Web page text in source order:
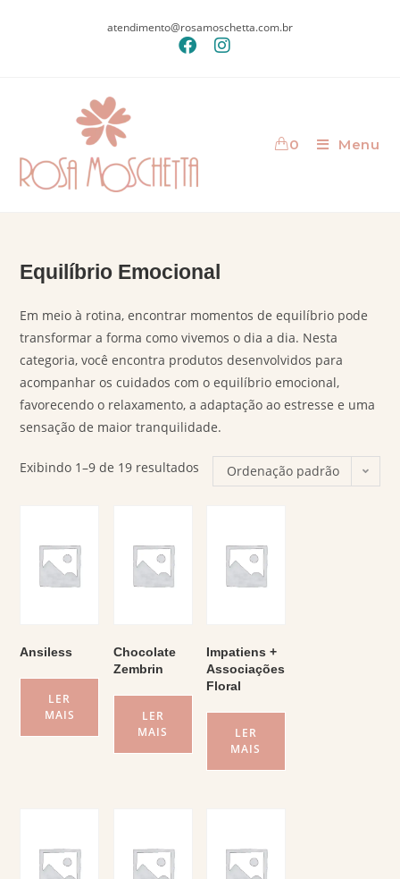
atendimento@rosamoschetta.com.br
0 Menu
Equilíbrio Emocional
Em meio à rotina, encontrar momentos de equilíbrio pode
transformar a forma como vivemos o dia a dia. Nesta
categoria, você encontra produtos desenvolvidos para
acompanhar os cuidados com o equilíbrio emocional,
favorecendo o relaxamento, a adaptação ao estresse e uma
sensação de maior tranquilidade.
Exibindo 1–9 de 19 resultados Ordenação padrão
Ansiless
LER
MAIS
Chocolate
Zembrin
LER
MAIS
Impatiens +
Associações
Floral
LER
MAIS